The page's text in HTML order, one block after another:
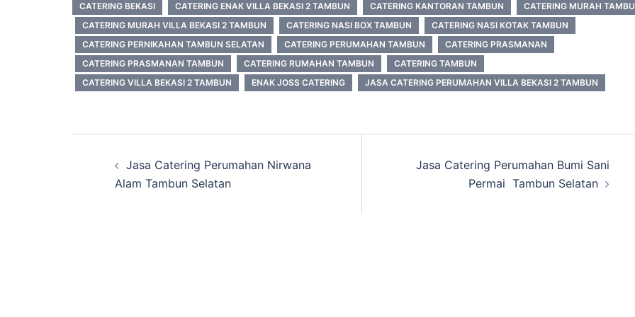
CATERING BEKASI CATERING ENAK VILLA BEKASI 2 TAMBUN CATERING KANTORAN TAMBUN
CATERING MURAH
CATERING MURAH VILLA BEKASI 2 TAMBUN
CATERING NASI BOX TAMBUN
CATERING NASI KOTAK TAMBUN
CATERING PERNIKAHAN TAMBUN SELATAN
CATERING PERUMAHAN TAMBUN
CATERING PRASMANAN
CATERING PRASMANAN TAMBUN
CATERING RUMAHAN TAMBUN
CATERING TAMBUN
CATERING VILLA BEKASI 2 TAMBUN
ENAK JOSS CATERING JASA CATERING PERUMAHAN VILLA BEKASI 2 TAMBUN
navigation
Jasa Catering Perumahan Nirwana
Alam Tambun Selatan
Jasa Catering Perumahan Bumi Sani
Permai Tambun Selatan